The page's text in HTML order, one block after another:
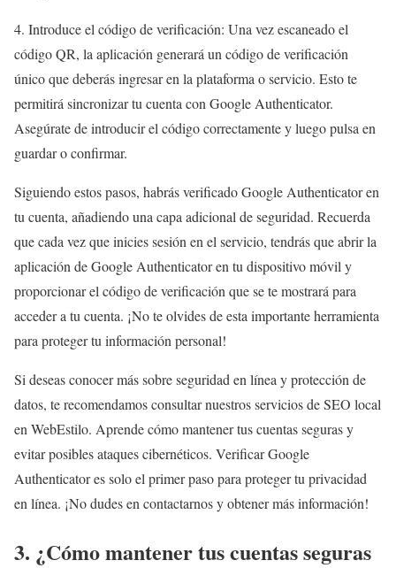
4. Introduce el código de verificación: Una vez escaneado el
código QR, la aplicación generará un código de verificación
único que deberás ingresar en la plataforma o servicio. Esto te
permitirá sincronizar tu cuenta con Google Authenticator.
Asegúrate de introducir el código correctamente y luego pulsa en
guardar o confirmar.
Siguiendo estos pasos, habrás verificado Google Authenticator en
tu cuenta, añadiendo una capa adicional de seguridad. Recuerda
que cada vez que inicies sesión en el servicio, tendrás que abrir la
aplicación de Google Authenticator en tu dispositivo móvil y
proporcionar el código de verificación que se te mostrará para
acceder a tu cuenta. ¡No te olvides de esta importante herramienta
para proteger tu información personal!
Si deseas conocer más sobre seguridad en línea y protección de
datos, te recomendamos consultar nuestros servicios de SEO local
en WebEstilo. Aprende cómo mantener tus cuentas seguras y
evitar posibles ataques cibernéticos. Verificar Google
Authenticator es solo el primer paso para proteger tu privacidad
en línea. ¡No dudes en contactarnos y obtener más información!
3. ¿Cómo mantener tus cuentas seguras